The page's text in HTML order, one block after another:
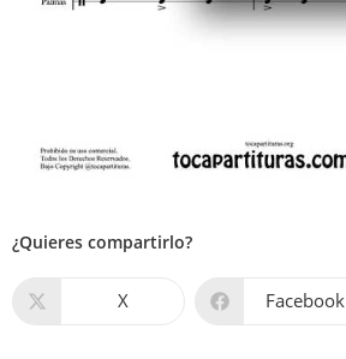
¿Quieres compartirlo?
X Facebook